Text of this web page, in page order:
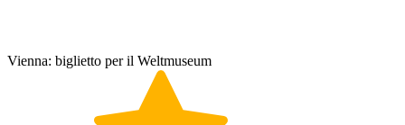
Vienna: biglietto per il Weltmuseum